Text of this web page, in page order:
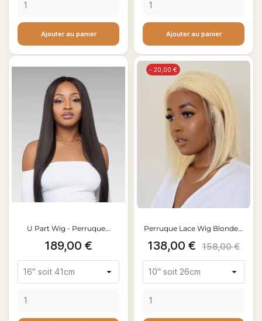
Ajouter au panier Ajouter au panier
U Part Wig - Perruque...
Prix
189,00 €
Perruque Lace Wig Blonde...
Prix
138,00 € Prix
de
158,00 €
- 20,00 €